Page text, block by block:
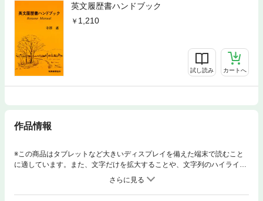
英文履歴書ハンドブック
1,210
試し読み カートへ
作品情報
※この商品はタブレットなど大きいディスプレイを備えた端末で読むこと
に適しています。また、文字だけを拡大することや、文字列のハイライ
ト、検索、辞書の参照、引用などの機能が使用できません。英文での履歴
書と願書の効果的な書き方をやさしく解説したわが国最初の書物。外資系
企業への就職希望者、日本企業の外国人採用担当者等の必読書で転職や海